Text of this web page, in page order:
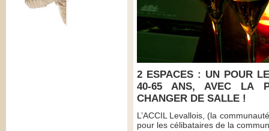
2 ESPACES : UN POUR
40-65 ANS, AVEC LA
CHANGER DE SALLE !
L’ACCIL Levallois, (la
pour les célibataires de la